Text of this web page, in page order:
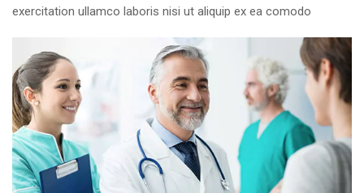
exercitation ullamco laboris nisi ut aliquip ex ea comodo